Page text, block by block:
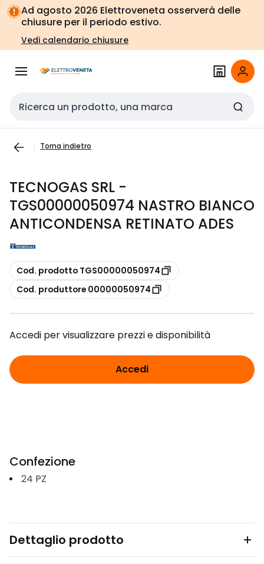
Vai alla
navigazione
Vai
alla
pagina
Ad agosto 2026 Elettroveneta osserverà delle
chiusure per il periodo estivo.
Vedi calendario chiusure
Cerca input
Torna indietro
TECNOGAS SRL -
TGS00000050974 NASTRO BIANCO
ANTICONDENSA RETINATO ADES
copia
Cod. prodotto TGS00000050974
copia
Cod. produttore 00000050974
Accedi per visualizzare prezzi e disponibilità
Accedi
Confezione
24 PZ
Dettaglio prodotto